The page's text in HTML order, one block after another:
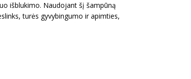
išblukimo. Naudojant šį šampūną
turės gyvybingumo ir apimties,